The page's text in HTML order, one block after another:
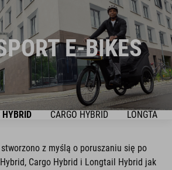
E-BIKES
CARGO HYBRID LONGTAIL
z myślą o poruszaniu się po
Cargo Hybrid i Longtail Hybrid jak